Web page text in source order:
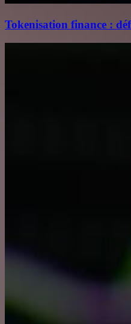
Tokenisation finance :